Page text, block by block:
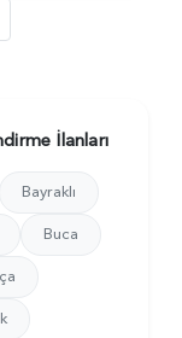
İlanları
Bayraklı
Buca